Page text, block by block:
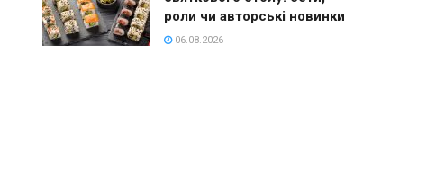
роли чи авторські новинки
06.08.2026